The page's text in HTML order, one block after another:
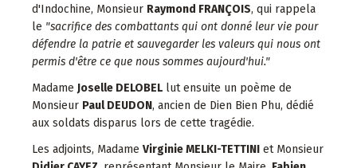
d'Indochine, Monsieur Raymond FRANÇOIS, qui rappela
le "sacrifice des combattants qui ont donné leur vie pour
défendre la patrie et sauvegarder les valeurs qui nous ont
permis d'être ce que nous sommes aujourd'hui."
Madame Joselle DELOBEL lut ensuite un poème de
Monsieur Paul DEUDON, ancien de Dien Bien Phu, dédié
aux soldats disparus lors de cette tragédie.
Les adjoints, Madame Virginie MELKI-TETTINI et Monsieur